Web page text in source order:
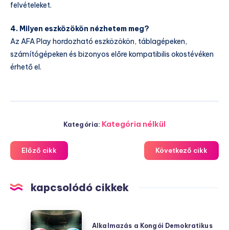
felvételeket.
4. Milyen eszközökön nézhetem meg?
Az AFA Play hordozható eszközökön, táblagépeken,
számítógépeken és bizonyos előre kompatibilis okostévéken
érhető el.
Kategória: Kategória nélkül
Előző cikk Következő cikk
kapcsolódó cikkek
Alkalmazás
Alkalmazás a Kongói Demokratikus